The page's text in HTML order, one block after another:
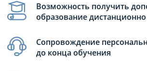
Возможность получить
образование дистанционно
Сопровождение
до конца обучения